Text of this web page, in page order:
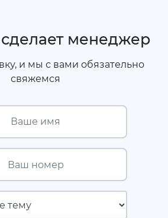
сделает менеджер
и мы с вами обязательно
свяжемся